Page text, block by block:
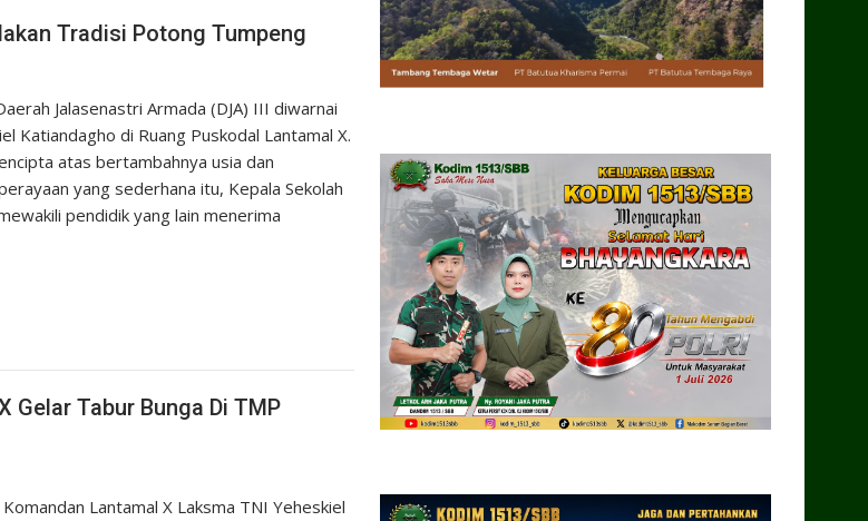
Tradisi Potong Tumpeng
Jalasenastri Armada (DJA) III diwarnai
Katiandagho di Ruang Puskodal Lantamal X.
atas bertambahnya usia dan
yang sederhana itu, Kepala Sekolah
pendidik yang lain menerima
Gelar Tabur Bunga Di TMP
Lantamal X Laksma TNI Yeheskiel